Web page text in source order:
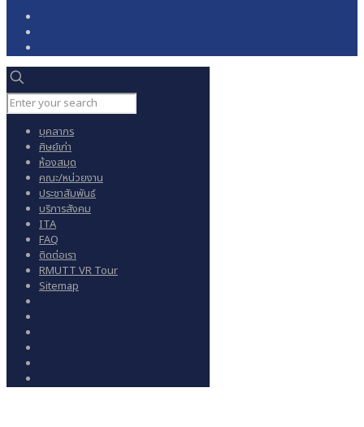
บุคลากร
ศิษย์เก่า
ห้องสมุด
คณะ/หน่วยงาน
ประชาสัมพันธ์
บริการสังคม
ITA
FAQ
ติดต่อเรา
RMUTT VR Tour
Sitemap